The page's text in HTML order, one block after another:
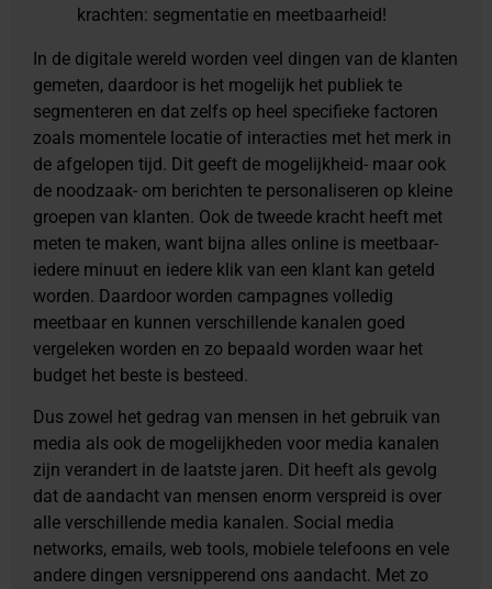
krachten: segmentatie en meetbaarheid!
In de digitale wereld worden veel dingen van de klanten
gemeten, daardoor is het mogelijk het publiek te
segmenteren en dat zelfs op heel specifieke factoren
zoals momentele locatie of interacties met het merk in
de afgelopen tijd. Dit geeft de mogelijkheid- maar ook
de noodzaak- om berichten te personaliseren op kleine
groepen van klanten. Ook de tweede kracht heeft met
meten te maken, want bijna alles online is meetbaar-
iedere minuut en iedere klik van een klant kan geteld
worden. Daardoor worden campagnes volledig
meetbaar en kunnen verschillende kanalen goed
vergeleken worden en zo bepaald worden waar het
budget het beste is besteed.
Dus zowel het gedrag van mensen in het gebruik van
media als ook de mogelijkheden voor media kanalen
zijn verandert in de laatste jaren. Dit heeft als gevolg
dat de aandacht van mensen enorm verspreid is over
alle verschillende media kanalen. Social media
networks, emails, web tools, mobiele telefoons en vele
andere dingen versnipperend ons aandacht. Met zo